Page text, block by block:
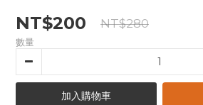
NT$200 NT$280
數量
加入購物車